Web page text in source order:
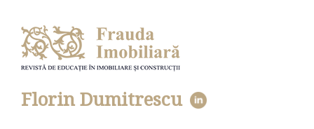
Florin Dumitrescu